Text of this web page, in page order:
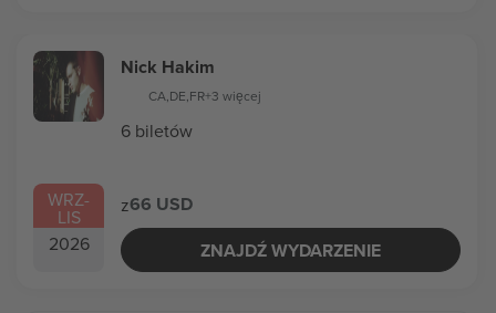
WRZ-
LIS
2026
Nick Hakim
CA,DE,FR+3 więcej
6 biletów
z66 USD
ZNAJDŹ WYDARZENIE